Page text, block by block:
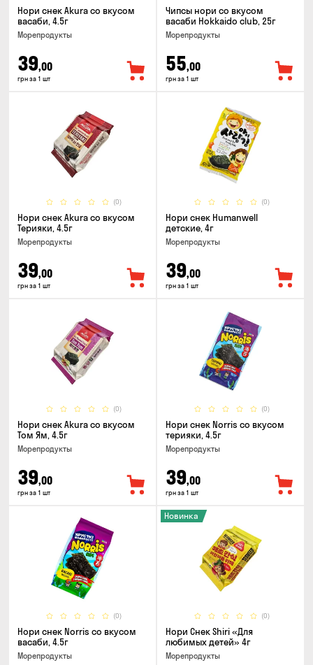
Нори снек Akura со вкусом
васаби, 4.5г
Морепродукты
39,00
грн за 1 шт
Чипсы нори со вкусом
васаби Hokkaido club, 25г
Морепродукты
55,00
грн за 1 шт
(0)
Нори снек Akura со вкусом
Терияки, 4.5г
Морепродукты
39,00
грн за 1 шт
(0)
Нори снек Humanwell
детские, 4г
Морепродукты
39,00
грн за 1 шт
(0)
Нори снек Akura со вкусом
Том Ям, 4.5г
Морепродукты
39,00
грн за 1 шт
(0)
Нори снек Norris со вкусом
терияки, 4.5г
Морепродукты
39,00
грн за 1 шт
(0)
Нори снек Norris со вкусом
васаби, 4.5г
Морепродукты
(0)
Новинка
Нори Снек Shiri «Для
любимых детей» 4г
Морепродукты